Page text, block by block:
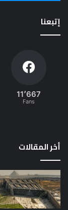
إتبعنا
11٬667
Fans
أخر المقالات